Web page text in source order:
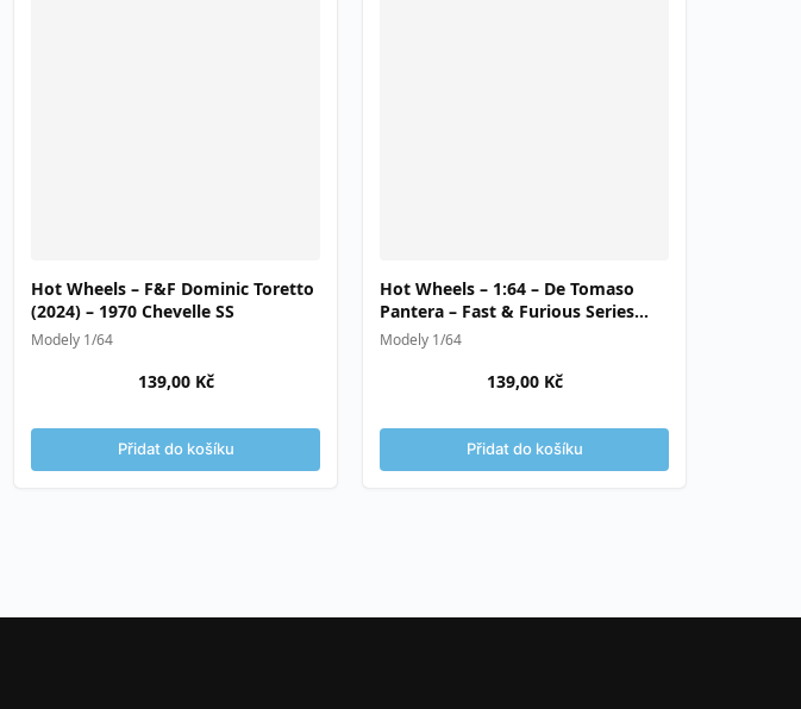
Hot Wheels – F&F Dominic Toretto
(2024) – 1970 Chevelle SS
Modely 1/64
139,00 Kč
Přidat do košíku
Hot Wheels – 1:64 – De Tomaso
Pantera – Fast & Furious Series
(Street Racing)
Modely 1/64
139,00 Kč
Přidat do košíku